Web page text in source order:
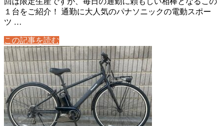
１台をご紹介！ 通勤に大人気のパナソニックの電動スポー
ツ …
この記事を読む